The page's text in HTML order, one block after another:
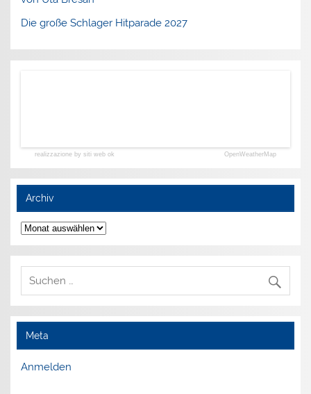
Die große Schlager Hitparade 2027
realizzazione by siti web ok OpenWeatherMap
Archiv
Archiv
Meta
Anmelden